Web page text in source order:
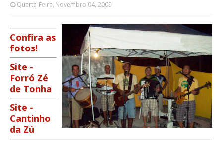
Quarta-Feira, Novembro 04, 2009
Confira as
fotos!
Site -
Forró Zé
de Tonha
Site -
Cantinho
da Zú